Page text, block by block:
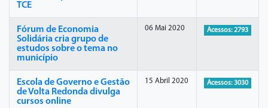
TCE
Fórum de Economia
Solidária cria grupo de
estudos sobre o tema no
município
06 Mai 2020 Acessos: 2793
Escola de Governo e Gestão
de Volta Redonda divulga
cursos online
15 Abril 2020 Acessos: 3030